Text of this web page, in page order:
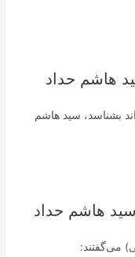
هاشم حداد
بشناسد، سید هاشم
هاشم حداد
مى‌گفتند: